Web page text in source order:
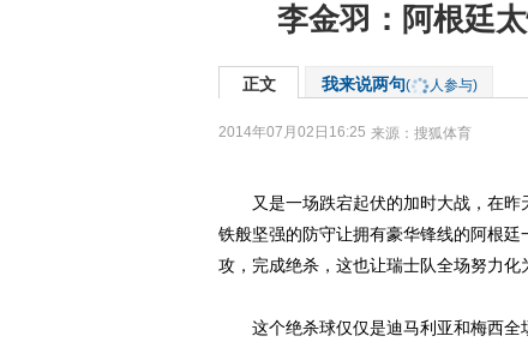
李金羽：阿根廷
正文 我来说两句( 人参与)
2014年07月02日16:25 来源： 搜狐体育
又是一场跌宕起伏的加时大战，在昨
铁般坚强的防守让拥有豪华锋线的阿根廷
攻，完成绝杀，这也让瑞士队全场努力化
这个绝杀球仅仅是迪马利亚和梅西全